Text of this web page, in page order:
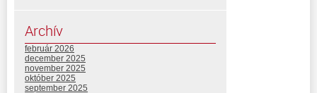
Archív
február 2026
december 2025
november 2025
október 2025
september 2025